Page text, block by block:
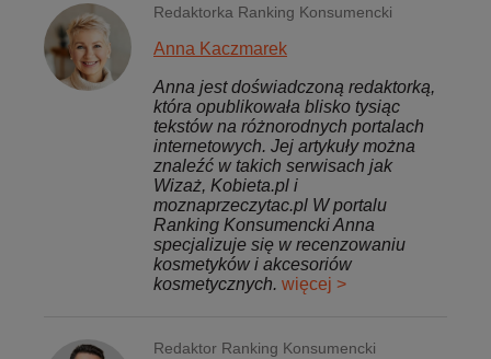
Redaktorka Ranking Konsumencki
Anna Kaczmarek
Anna jest doświadczoną redaktorką,
która opublikowała blisko tysiąc
tekstów na różnorodnych portalach
internetowych. Jej artykuły można
znaleźć w takich serwisach jak
Wizaż, Kobieta.pl i
moznaprzeczytac.pl W portalu
Ranking Konsumencki Anna
specjalizuje się w recenzowaniu
kosmetyków i akcesoriów
kosmetycznych. więcej >
Redaktor Ranking Konsumencki